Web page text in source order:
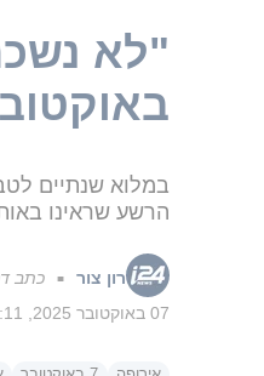
במלוא שנתיים
הרשע שראינו
רון צור ■ כתב
07 באוקטובר 2025, 09:11